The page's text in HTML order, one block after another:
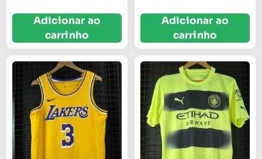
Adicionar ao
carrinho
Adicionar ao
carrinho